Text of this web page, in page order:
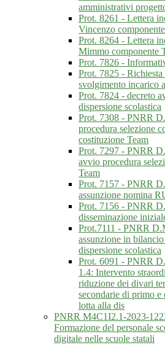
amministrativi
Prot. 8261 - Lettera
Vincenzo
Prot. 8264 - Lettera
Mimmo componente
Prot. 7826 -
Prot. 7825 -
svolgimento incarico
Prot. 7824 - decreto
dispersione scolastica
Prot. 7308 - PNRR
procedura selezione
costituzione Team
Prot. 7297 - PNRR
avvio procedura
Team
Prot. 7157 - PNRR
assunzione nomina
Prot. 7156 - PNRR
disseminazione
Prot.7111 - PNRR
assunzione in
dispersione scolastica
Prot. 6091 - PNRR
1.4: Intervento
riduzione dei divari
secondarie di primo e
lotta alla dis
PNRR M4C1I2.1-2023-
Formazione del personale
digitale nelle scuole statali